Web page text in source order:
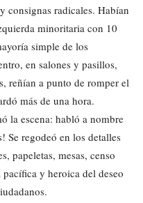
consignas radicales. Habían
minoritaria con 10
simple de los
en salones y pasillos,
reñían a punto de romper el
más de una hora.
la escena: habló a nombre
Se regodeó en los detalles
papeletas, mesas, censo
y heroica del deseo